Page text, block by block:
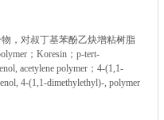
，对叔丁基苯酚乙炔增粘树脂
；Koresin；p-tert-
acetylene polymer；4-(1,1-
4-(1,1-dimethylethyl)-, polymer